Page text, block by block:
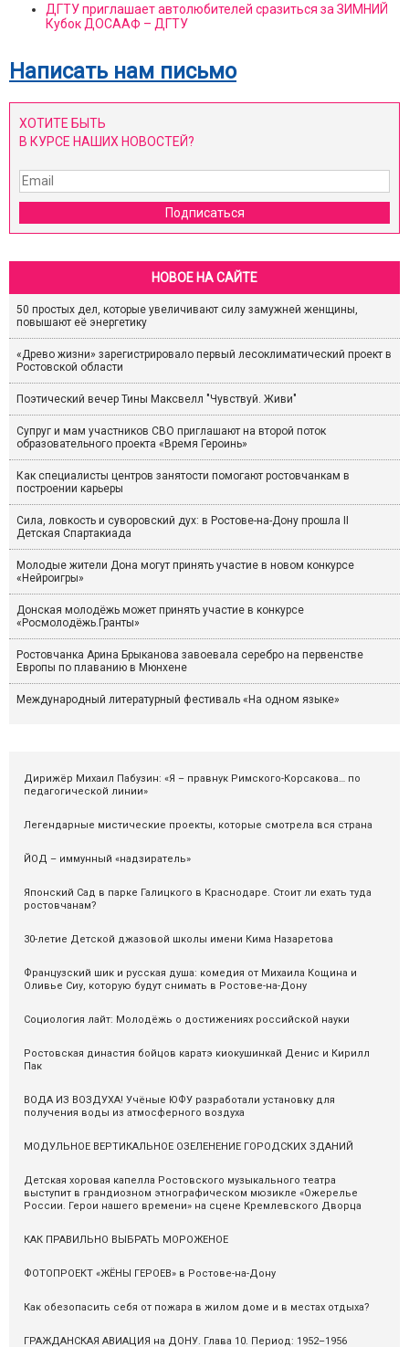
ДГТУ приглашает автолюбителей сразиться за ЗИМНИЙ
Кубок ДОСААФ – ДГТУ
Написать нам письмо
ХОТИТЕ БЫТЬ
В КУРСЕ НАШИХ НОВОСТЕЙ?
Подписаться
НОВОЕ НА САЙТЕ
50 простых дел, которые увеличивают силу замужней женщины,
повышают её энергетику
«Древо жизни» зарегистрировало первый лесоклиматический проект в
Ростовской области
Поэтический вечер Тины Максвелл "Чувствуй. Живи"
Супруг и мам участников СВО приглашают на второй поток
образовательного проекта «Время Героинь»
Как специалисты центров занятости помогают ростовчанкам в
построении карьеры
Сила, ловкость и суворовский дух: в Ростове-на-Дону прошла II
Детская Спартакиада
Молодые жители Дона могут принять участие в новом конкурсе
«Нейроигры»
Донская молодёжь может принять участие в конкурсе
«Росмолодёжь.Гранты»
Ростовчанка Арина Брыканова завоевала серебро на первенстве
Европы по плаванию в Мюнхене
Международный литературный фестиваль «На одном языке»
Дирижёр Михаил Пабузин: «Я – правнук Римского-Корсакова… по
педагогической линии»
Легендарные мистические проекты, которые смотрела вся страна
ЙОД – иммунный «надзиратель»
Японский Сад в парке Галицкого в Краснодаре. Стоит ли ехать туда
ростовчанам?
30-летие Детской джазовой школы имени Кима Назаретова
Французский шик и русская душа: комедия от Михаила Кощина и
Оливье Сиу, которую будут снимать в Ростове-на-Дону
Социология лайт: Молодёжь о достижениях российской науки
Ростовская династия бойцов каратэ киокушинкай Денис и Кирилл
Пак
ВОДА ИЗ ВОЗДУХА! Учёные ЮФУ разработали установку для
получения воды из атмосферного воздуха
МОДУЛЬНОЕ ВЕРТИКАЛЬНОЕ ОЗЕЛЕНЕНИЕ ГОРОДСКИХ ЗДАНИЙ
Детская хоровая капелла Ростовского музыкального театра
выступит в грандиозном этнографическом мюзикле «Ожерелье
России. Герои нашего времени» на сцене Кремлевского Дворца
КАК ПРАВИЛЬНО ВЫБРАТЬ МОРОЖЕНОЕ
ФОТОПРОЕКТ «ЖЁНЫ ГЕРОЕВ» в Ростове-на-Дону
Как обезопасить себя от пожара в жилом доме и в местах отдыха?
ГРАЖДАНСКАЯ АВИАЦИЯ на ДОНУ. Глава 10. Период: 1952–1956